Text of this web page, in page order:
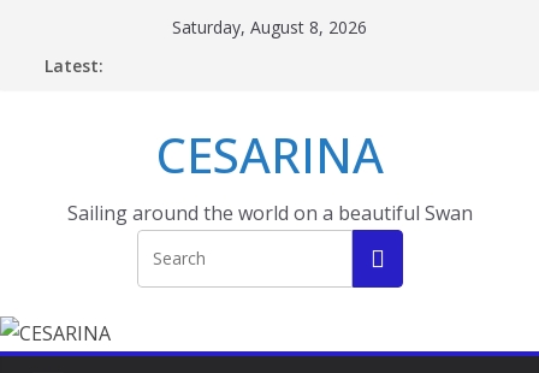
Saturday, August 8, 2026
Latest:
CESARINA
Sailing around the world on a beautiful Swan